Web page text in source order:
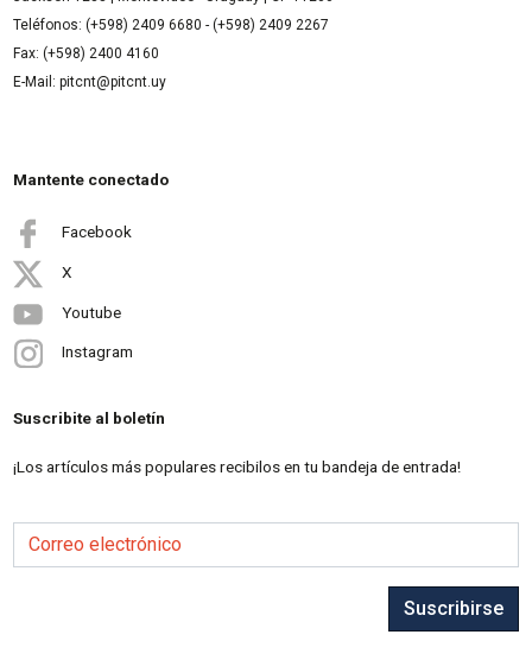
Teléfonos: (+598) 2409 6680 - (+598) 2409 2267
Fax: (+598) 2400 4160
E-Mail: pitcnt@pitcnt.uy
Mantente conectado
Facebook
X
Youtube
Instagram
Suscribite al boletín
¡Los artículos más populares recibilos en tu bandeja de entrada!
Correo electrónico
Suscribirse